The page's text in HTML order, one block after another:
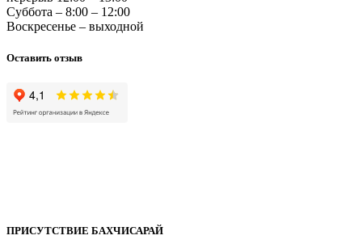
Суббота – 8:00 – 12:00
Воскресенье – выходной
Оставить отзыв
ПРИСУТСТВИЕ БАХЧИСАРАЙ